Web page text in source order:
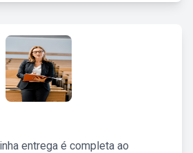
entrega é completa ao